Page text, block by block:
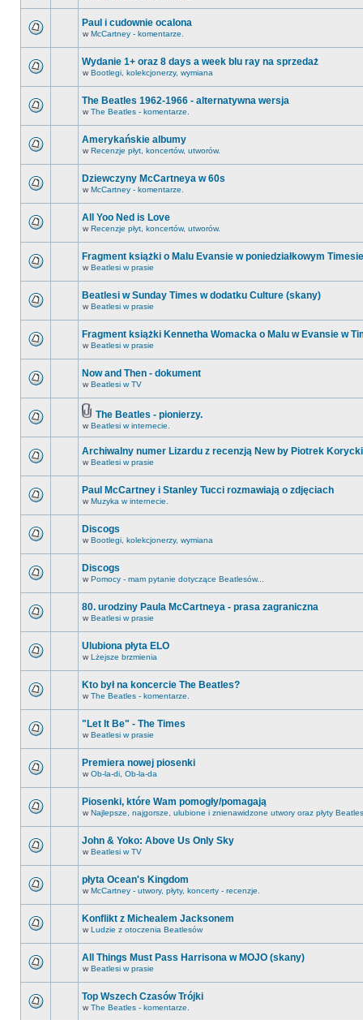
Paul i cudownie ocalona
w McCartney - komentarze.
Wydanie 1+ oraz 8 days a week blu ray na sprzedaż
w Bootlegi, kolekcjonerzy, wymiana
The Beatles 1962-1966 - alternatywna wersja
w The Beatles - komentarze.
Amerykańskie albumy
w Recenzje płyt, koncertów, utworów.
Dziewczyny McCartneya w 60s
w McCartney - komentarze.
All Yoo Ned is Love
w Recenzje płyt, koncertów, utworów.
Fragment książki o Malu Evansie w poniedziałkowym Timesie
w Beatlesi w prasie
Beatlesi w Sunday Times w dodatku Culture (skany)
w Beatlesi w prasie
Fragment książki Kennetha Womacka o Malu w Evansie w
w Beatlesi w prasie
Now and Then - dokument
w Beatlesi w TV
The Beatles - pionierzy.
w Beatlesi w internecie.
Archiwalny numer Lizardu z recenzją New by Piotrek Korycki
w Beatlesi w prasie
Paul McCartney i Stanley Tucci rozmawiają o zdjęciach
w Muzyka w internecie.
Discogs
w Bootlegi, kolekcjonerzy, wymiana
Discogs
w Pomocy - mam pytanie dotyczące Beatlesów...
80. urodziny Paula McCartneya - prasa zagraniczna
w Beatlesi w prasie
Ulubiona płyta ELO
w Lżejsze brzmienia
Kto był na koncercie The Beatles?
w The Beatles - komentarze.
"Let It Be" - The Times
w Beatlesi w prasie
Premiera nowej piosenki
w Ob-la-di, Ob-la-da
Piosenki, które Wam pomogły/pomagają
w Najlepsze, najgorsze, ulubione i znienawidzone utwory oraz płyty
John & Yoko: Above Us Only Sky
w Beatlesi w TV
płyta Ocean's Kingdom
w McCartney - utwory, płyty, koncerty - recenzje.
Konflikt z Michealem Jacksonem
w Ludzie z otoczenia Beatlesów
All Things Must Pass Harrisona w MOJO (skany)
w Beatlesi w prasie
Top Wszech Czasów Trójki
w The Beatles - komentarze.